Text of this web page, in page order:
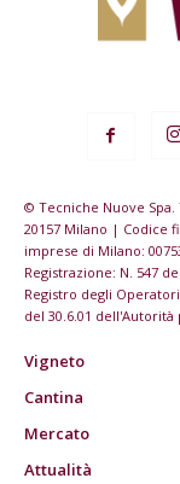
© Tecniche Nuove
20157 Milano | Codice
imprese di Milano:
Registrazione: N. 547
Registro degli
del 30.6.01
Vigneto
Cantina
Mercato
Attualità